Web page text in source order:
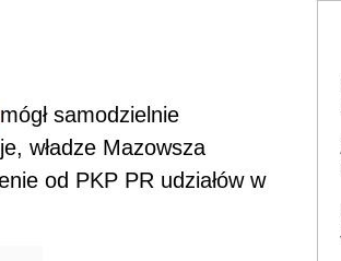
mógł samodzielnie
władze Mazowsza
od PKP PR udziałów w